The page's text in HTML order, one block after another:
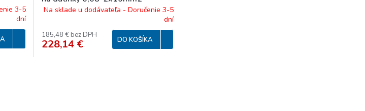
3-5
dní
Na sklade u dodávateľa - Doručenie 3-5
dní
185,48 € bez DPH
228,14 € DO KOŠÍKA